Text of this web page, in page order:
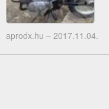
aprodx.hu – 2017.11.04.